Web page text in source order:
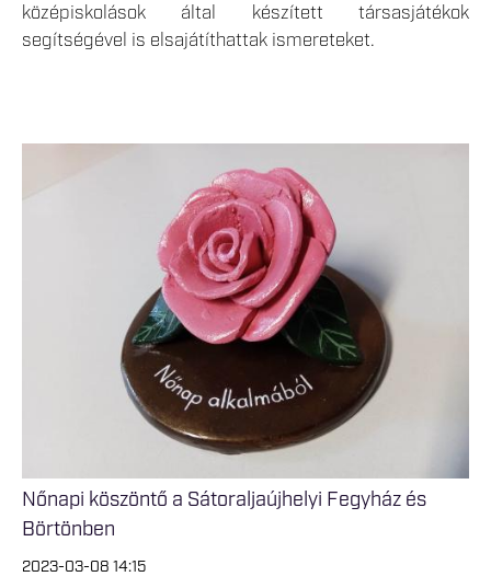
középiskolások által készített társasjátékok
segítségével is elsajátíthattak ismereteket.
Nőnapi köszöntő a Sátoraljaújhelyi Fegyház és
Börtönben
2023-03-08 14:15